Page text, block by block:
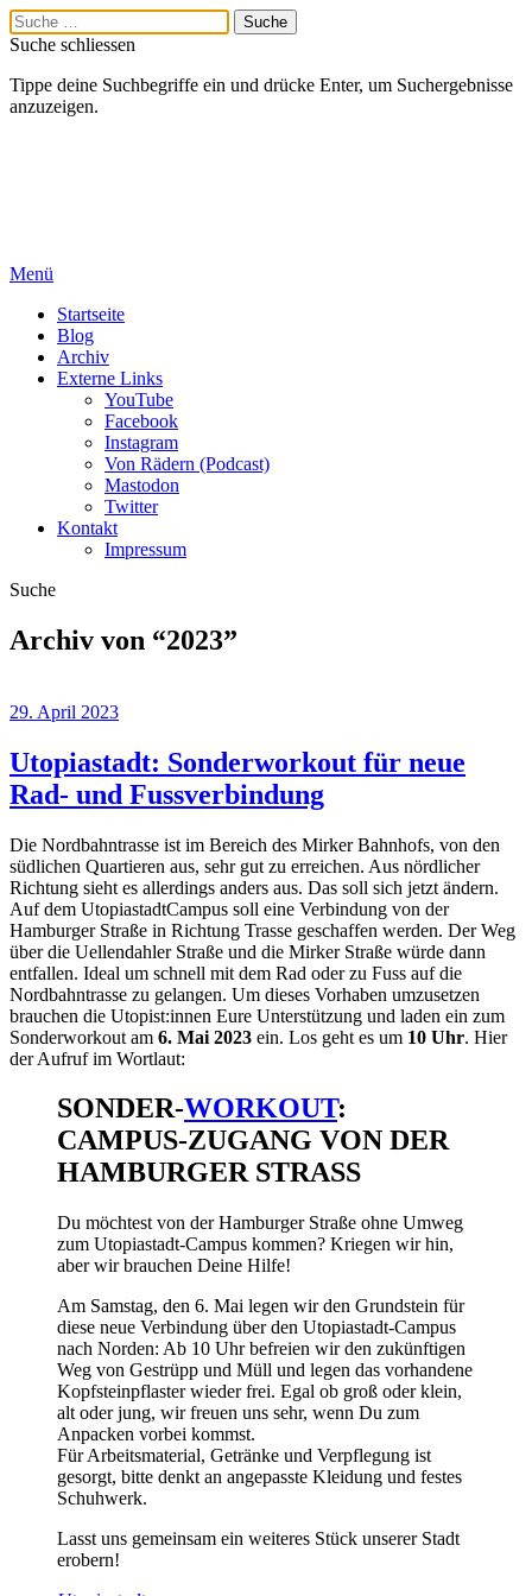
Suche schliessen
Tippe deine Suchbegriffe ein und drücke Enter, um Suchergebnisse
anzuzeigen.
Menü
Startseite
Blog
Archiv
Externe Links
YouTube
Facebook
Instagram
Von Rädern (Podcast)
Mastodon
Twitter
Kontakt
Impressum
Suche
Archiv von “2023”
29. April 2023
Utopiastadt: Sonderworkout für neue
Rad- und Fussverbindung
Die Nordbahntrasse ist im Bereich des Mirker Bahnhofs, von den
südlichen Quartieren aus, sehr gut zu erreichen. Aus nördlicher
Richtung sieht es allerdings anders aus. Das soll sich jetzt ändern.
Auf dem UtopiastadtCampus soll eine Verbindung von der
Hamburger Straße in Richtung Trasse geschaffen werden. Der Weg
über die Uellendahler Straße und die Mirker Straße würde dann
entfallen. Ideal um schnell mit dem Rad oder zu Fuss auf die
Nordbahntrasse zu gelangen. Um dieses Vorhaben umzusetzen
brauchen die Utopist:innen Eure Unterstützung und laden ein zum
Sonderworkout am 6. Mai 2023 ein. Los geht es um 10 Uhr. Hier
der Aufruf im Wortlaut:
SONDER-WORKOUT:
CAMPUS-ZUGANG VON DER
HAMBURGER STRASS
Du möchtest von der Hamburger Straße ohne Umweg
zum Utopiastadt-Campus kommen? Kriegen wir hin,
aber wir brauchen Deine Hilfe!
Am Samstag, den 6. Mai legen wir den Grundstein für
diese neue Verbindung über den Utopiastadt-Campus
nach Norden: Ab 10 Uhr befreien wir den zukünftigen
Weg von Gestrüpp und Müll und legen das vorhandene
Kopfsteinpflaster wieder frei. Egal ob groß oder klein,
alt oder jung, wir freuen uns sehr, wenn Du zum
Anpacken vorbei kommst.
Für Arbeitsmaterial, Getränke und Verpflegung ist
gesorgt, bitte denkt an angepasste Kleidung und festes
Schuhwerk.
Lasst uns gemeinsam ein weiteres Stück unserer Stadt
erobern!